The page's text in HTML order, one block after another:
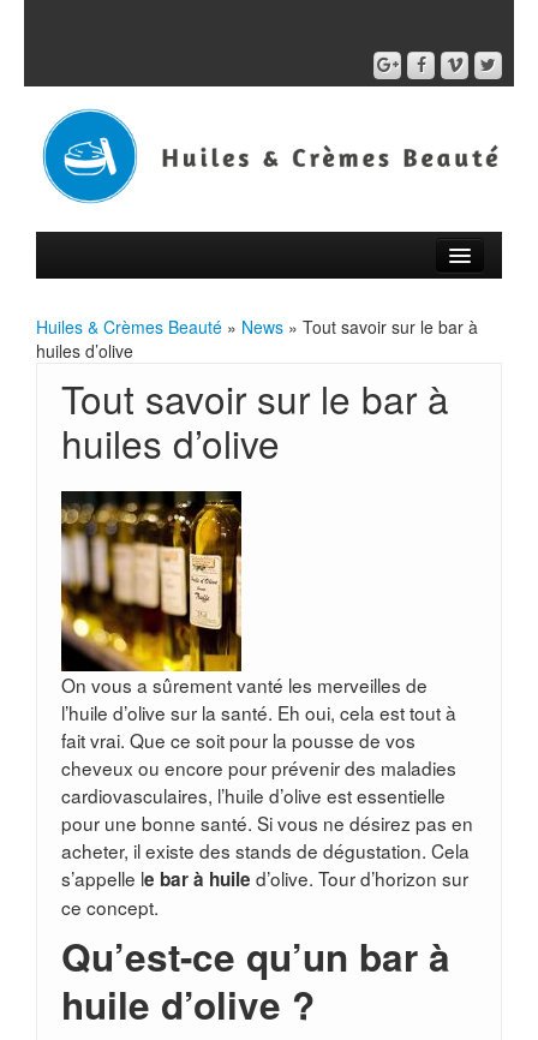
Huiles & Crèmes Beauté » News » Tout savoir sur le bar à
huiles d’olive
Tout savoir sur le bar à
huiles d’olive
On vous a sûrement vanté les merveilles de
l’huile d’olive sur la santé. Eh oui, cela est tout à
fait vrai. Que ce soit pour la pousse de vos
cheveux ou encore pour prévenir des maladies
cardiovasculaires, l’huile d’olive est essentielle
pour une bonne santé. Si vous ne désirez pas en
acheter, il existe des stands de dégustation. Cela
s’appelle le bar à huile d’olive. Tour d’horizon sur
ce concept.
Qu’est-ce qu’un bar à
huile d’olive ?